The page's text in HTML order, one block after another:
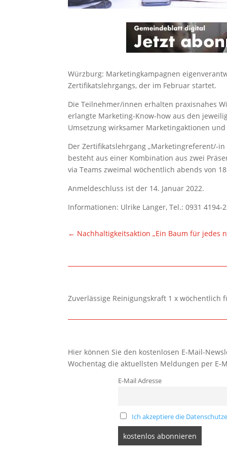
Würzburg: Marketingkampagnen
Zertifikatslehrgangs, der im Februar startet.
Die Teilnehmer/innen erhalten praxisnahes
erlangte Marketing-Know-how aus den
Umsetzung wirksamer Marketingaktionen
Der Zertifikatslehrgang „Marketingreferent/-
besteht aus einer Kombination aus zwei
via Teams zweimal wöchentlich abends von
Anmeldeschluss ist der 14. Januar 2022.
Informationen: Ulrike Langer, Tel.: 0931 4194-
← Nachhaltigkeitsaktion „Ein Baum für jedes
Zuverlässige Reinigungskraft 1 x wöchentlich
Hier können Sie den kostenlosen E-Mail-
Wochentag die aktuellsten Meldungen per E-
E-Mail Adresse
Ich akzeptiere die